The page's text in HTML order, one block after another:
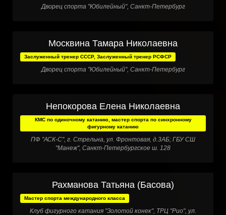
Дворец спорта "Юбилейный", Санкт-Петербург
Москвина Тамара Николаевна
Заслуженный тренер СССР, Заслуженный тренер РСФСР
Дворец спорта "Юбилейный", Санкт-Петербург
Непокорова Елена Николаевна
КМС по одиночному катанию, мастер спорта по синхронному
фигурному катанию
ПФ "АСК-С", г. Стрельна, ул. Фронтовая, д.3АБ; ГБУ СШ
"Манеж", Санкт-Петербургское ш. 128
Рахманова Татьяна (Басова)
Мастер спорта международного класса
Клуб фигурного катания "Золотой конек", ТРЦ "Рио", ул.